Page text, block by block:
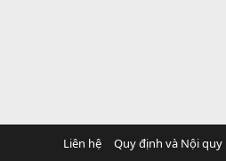
Liên hệ Quy định và Nội quy